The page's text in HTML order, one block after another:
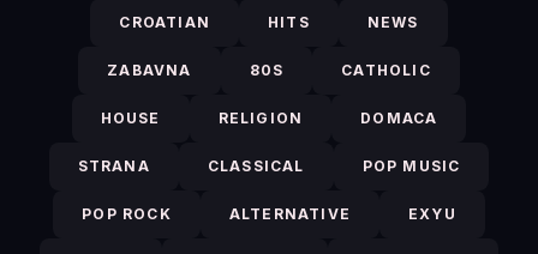
CROATIAN HITS NEWS
ZABAVNA 80S CATHOLIC
HOUSE RELIGION DOMACA
STRANA CLASSICAL POP MUSIC
POP ROCK ALTERNATIVE EXYU